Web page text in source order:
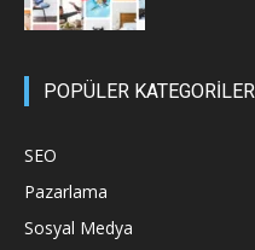
POPÜLER KATEGORİLER
SEO
Pazarlama
Sosyal Medya